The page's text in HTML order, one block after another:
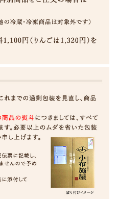
だからこそぜひ、ご賞味くださ
うので、食べる1時間位前に冷
い。
煮崩れしにくいのでコンポート
。
クにいれて冷凍しておけばスム
ぜひお試し下さい。
をぐるりと入れて、ひねること
なります。